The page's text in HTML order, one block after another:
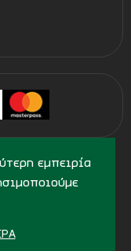
εμπειρία